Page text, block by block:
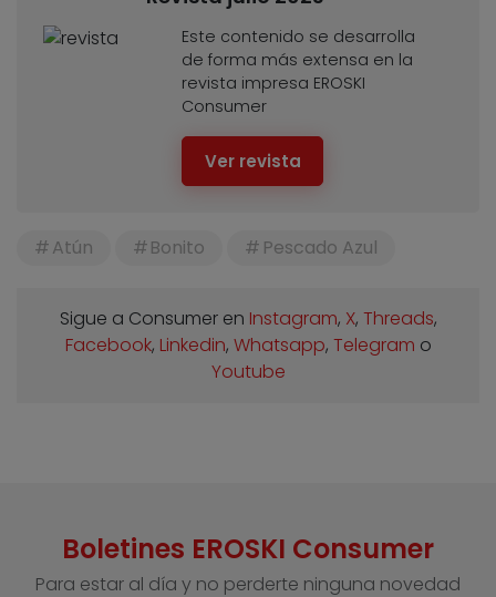
Este contenido se desarrolla
de forma más extensa en la
revista impresa EROSKI
Consumer
Ver revista
Atún Bonito Pescado Azul
Sigue a Consumer en Instagram, X, Threads,
Facebook, Linkedin, Whatsapp, Telegram o
Youtube
Boletines EROSKI Consumer
Para estar al día y no perderte ninguna novedad